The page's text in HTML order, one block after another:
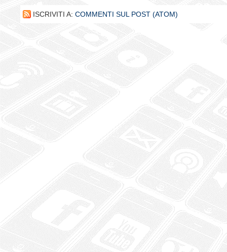
ISCRIVITI A: COMMENTI SUL POST (ATOM)